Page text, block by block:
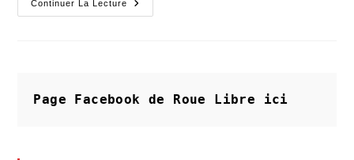
Continuer La Lecture
La
Réchauffement
Page Facebook de Roue Libre ici